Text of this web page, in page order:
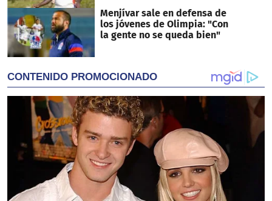
Menjívar sale en defensa de
los jóvenes de Olimpia: "Con
la gente no se queda bien"